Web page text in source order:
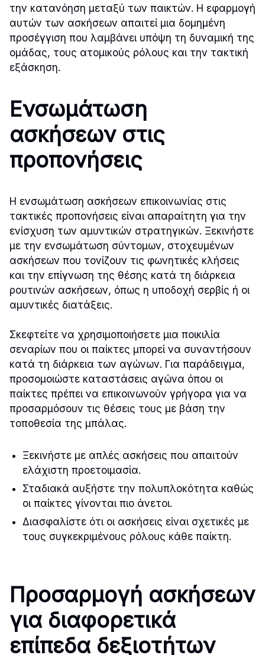
την κατανόηση μεταξύ των παικτών. Η εφαρμογή
αυτών των ασκήσεων απαιτεί μια δομημένη
προσέγγιση που λαμβάνει υπόψη τη δυναμική της
ομάδας, τους ατομικούς ρόλους και την τακτική
εξάσκηση.
Ενσωμάτωση
ασκήσεων στις
προπονήσεις
Η ενσωμάτωση ασκήσεων επικοινωνίας στις
τακτικές προπονήσεις είναι απαραίτητη για την
ενίσχυση των αμυντικών στρατηγικών. Ξεκινήστε
με την ενσωμάτωση σύντομων, στοχευμένων
ασκήσεων που τονίζουν τις φωνητικές κλήσεις
και την επίγνωση της θέσης κατά τη διάρκεια
ρουτινών ασκήσεων, όπως η υποδοχή σερβίς ή οι
αμυντικές διατάξεις.
Σκεφτείτε να χρησιμοποιήσετε μια ποικιλία
σεναρίων που οι παίκτες μπορεί να συναντήσουν
κατά τη διάρκεια των αγώνων. Για παράδειγμα,
προσομοιώστε καταστάσεις αγώνα όπου οι
παίκτες πρέπει να επικοινωνούν γρήγορα για να
προσαρμόσουν τις θέσεις τους με βάση την
τοποθεσία της μπάλας.
Ξεκινήστε με απλές ασκήσεις που απαιτούν
ελάχιστη προετοιμασία.
Σταδιακά αυξήστε την πολυπλοκότητα καθώς
οι παίκτες γίνονται πιο άνετοι.
Διασφαλίστε ότι οι ασκήσεις είναι σχετικές με
τους συγκεκριμένους ρόλους κάθε παίκτη.
Προσαρμογή ασκήσεων
για διαφορετικά
επίπεδα δεξιοτήτων